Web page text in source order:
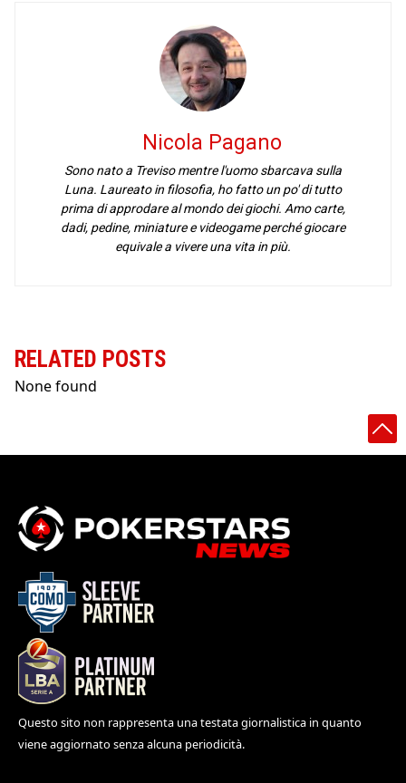
Nicola Pagano
Sono nato a Treviso mentre l'uomo sbarcava sulla
Luna. Laureato in filosofia, ho fatto un po' di tutto
prima di approdare al mondo dei giochi. Amo carte,
dadi, pedine, miniature e videogame perché giocare
equivale a vivere una vita in più.
RELATED POSTS
None found
Questo sito non rappresenta una testata giornalistica in quanto
viene aggiornato senza alcuna periodicità.